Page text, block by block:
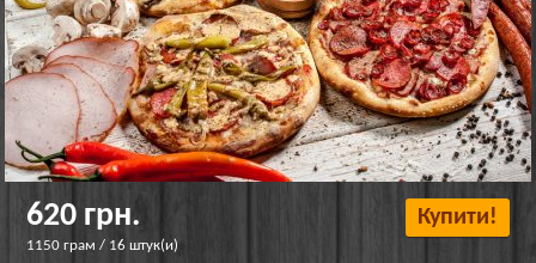
620 грн.
1150 грам / 16 штук(и)
Купити!